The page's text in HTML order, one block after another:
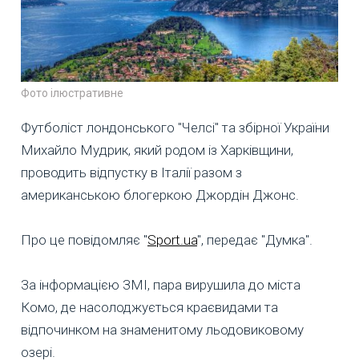
Фото ілюстративне
Футболіст лондонського "Челсі" та збірної України
Михайло Мудрик, який родом із Харківщини,
проводить відпустку в Італії разом з
американською блогеркою Джордін Джонс.
Про це повідомляє "Sport.ua", передає "Думка".
За інформацією ЗМІ, пара вирушила до міста
Комо, де насолоджується краєвидами та
відпочинком на знаменитому льодовиковому
озері.